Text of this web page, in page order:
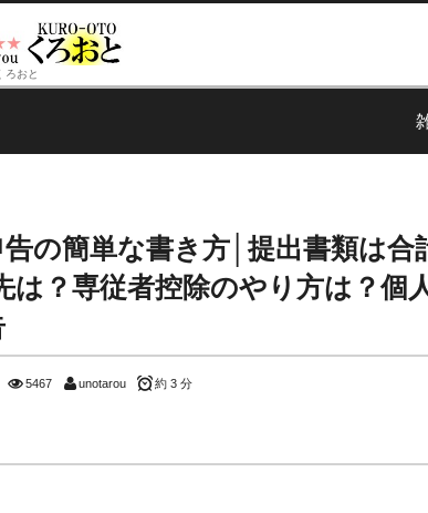
ろおと
告の簡単な書き方│提出書類は合
は？専従者控除のやり方は？個
5467 unotarou 約 3 分